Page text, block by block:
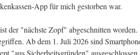
App für mich gestorben war.
der "nächste Zopf" abgeschnitten
Ab dem 1. Juli 2026 sind
"aus Sicherheitsgründen"